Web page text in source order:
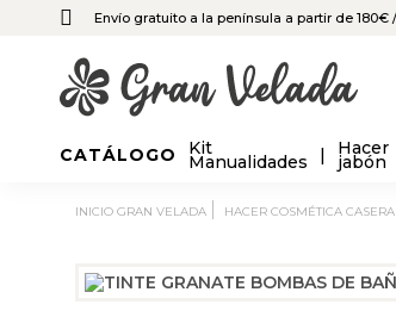
Envío gratuito a la península a partir de 180€
CATÁLOGO Kit
Manualidades
Hacer
jabón
INICIO GRAN VELADA HACER COSMÉTICA CASERA